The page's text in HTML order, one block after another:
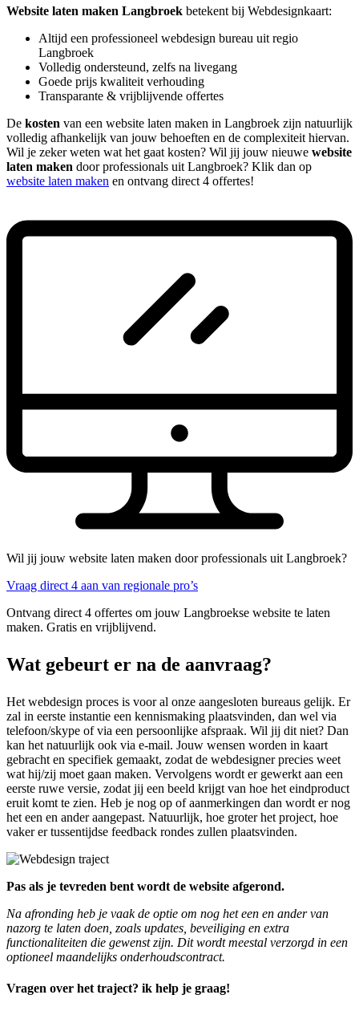
Website laten maken Langbroek betekent bij Webdesignkaart:
Altijd een professioneel webdesign bureau uit regio
Langbroek
Volledig ondersteund, zelfs na livegang
Goede prijs kwaliteit verhouding
Transparante & vrijblijvende offertes
De kosten van een website laten maken in Langbroek zijn natuurlijk
volledig afhankelijk van jouw behoeften en de complexiteit hiervan.
Wil je zeker weten wat het gaat kosten? Wil jij jouw nieuwe website
laten maken door professionals uit Langbroek? Klik dan op
website laten maken en ontvang direct 4 offertes!
Wil jij jouw website laten maken door professionals uit Langbroek?
Vraag direct 4 aan van regionale pro’s
Ontvang direct 4 offertes om jouw Langbroekse website te laten
maken. Gratis en vrijblijvend.
Wat gebeurt er na de aanvraag?
Het webdesign proces is voor al onze aangesloten bureaus gelijk. Er
zal in eerste instantie een kennismaking plaatsvinden, dan wel via
telefoon/skype of via een persoonlijke afspraak. Wil jij dit niet? Dan
kan het natuurlijk ook via e-mail. Jouw wensen worden in kaart
gebracht en specifiek gemaakt, zodat de webdesigner precies weet
wat hij/zij moet gaan maken. Vervolgens wordt er gewerkt aan een
eerste ruwe versie, zodat jij een beeld krijgt van hoe het eindproduct
eruit komt te zien. Heb je nog op of aanmerkingen dan wordt er nog
het een en ander aangepast. Natuurlijk, hoe groter het project, hoe
vaker er tussentijdse feedback rondes zullen plaatsvinden.
Pas als je tevreden bent wordt de website afgerond.
Na afronding heb je vaak de optie om nog het een en ander van
nazorg te laten doen, zoals updates, beveiliging en extra
functionaliteiten die gewenst zijn. Dit wordt meestal verzorgd in een
optioneel maandelijks onderhoudscontract.
Vragen over het traject? ik help je graag!